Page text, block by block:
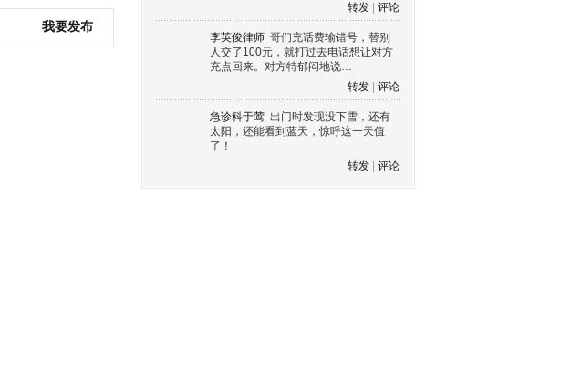
我要发布
转发
评论
李英俊律师 哥们充话费输错号，替别
人交了100元，就打过去电话想让对方
充点回来。对方特郁闷地说…
转发
评论
急诊科于莺 出门时发现没下雪，还有
太阳，还能看到蓝天，惊呼这一天值
了！
转发
评论